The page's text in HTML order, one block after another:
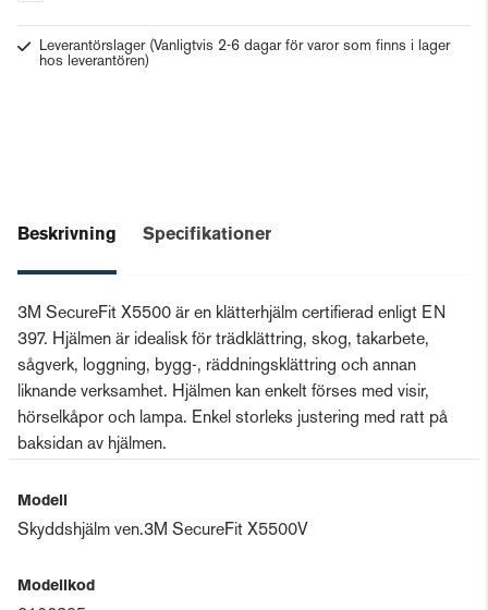
Leverantörslager (Vanligtvis 2-6 dagar för varor som finns i lager
hos leverantören)
Beskrivning Specifikationer
3M SecureFit X5500 är en klätterhjälm certifierad enligt EN
397. Hjälmen är idealisk för trädklättring, skog, takarbete,
sågverk, loggning, bygg-, räddningsklättring och annan
liknande verksamhet. Hjälmen kan enkelt förses med visir,
hörselkåpor och lampa. Enkel storleks justering med ratt på
baksidan av hjälmen.
Modell
Skyddshjälm ven.3M SecureFit X5500V
Modellkod